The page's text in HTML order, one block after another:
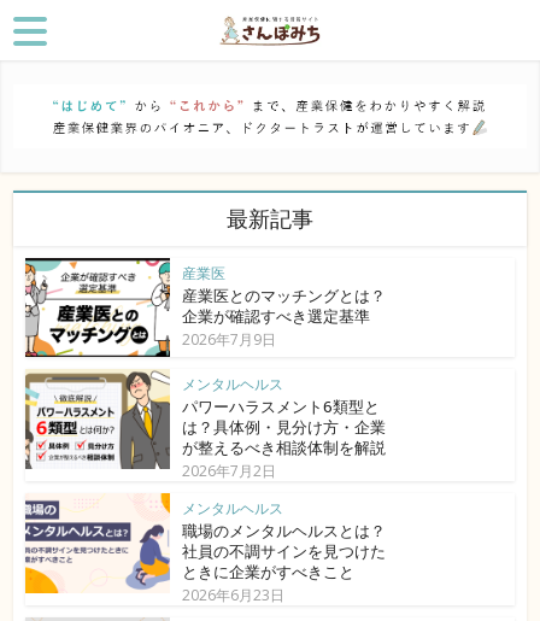
最新記事
産業医
産業医とのマッチングとは？
企業が確認すべき選定基準
2026年7月9日
メンタルヘルス
パワーハラスメント6類型と
は？具体例・見分け方・企業
が整えるべき相談体制を解説
2026年7月2日
メンタルヘルス
職場のメンタルヘルスとは？
社員の不調サインを見つけた
ときに企業がすべきこと
2026年6月23日